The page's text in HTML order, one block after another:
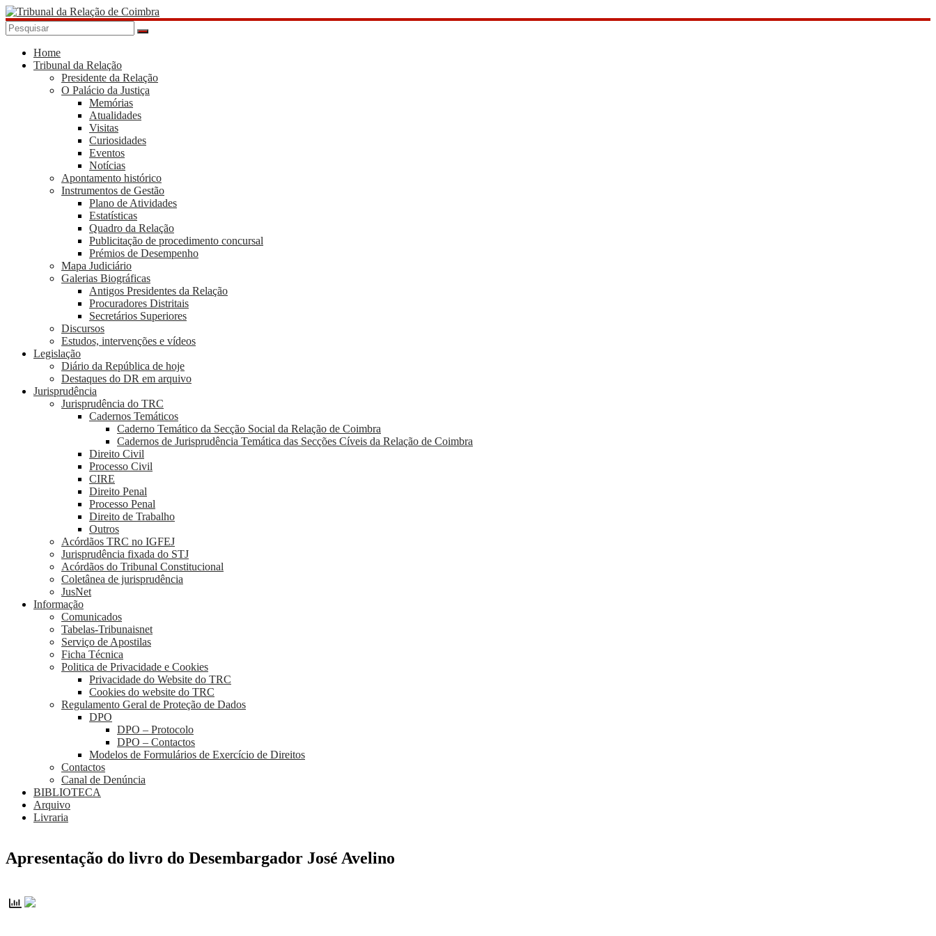
Skip
to
content
Tribunal
Relação
Home
Tribunal da Relação
Presidente da Relação
O Palácio da Justiça
Memórias
Atualidades
Visitas
Curiosidades
Eventos
Notícias
Apontamento histórico
Instrumentos de Gestão
Plano de Atividades
Estatísticas
Quadro da Relação
Publicitação de procedimento concursal
Prémios de Desempenho
Mapa Judiciário
Galerias Biográficas
Antigos Presidentes da Relação
Procuradores Distritais
Secretários Superiores
Discursos
Estudos, intervenções e vídeos
Legislação
Diário da República de hoje
Destaques do DR em arquivo
Jurisprudência
Jurisprudência do TRC
Cadernos Temáticos
Caderno Temático da Secção Social da Relação de Coimbra
Cadernos de Jurisprudência Temática das Secções Cíveis da Relação de Coimbra
Direito Civil
Processo Civil
CIRE
Direito Penal
Processo Penal
Direito de Trabalho
Outros
Acórdãos TRC no IGFEJ
Jurisprudência fixada do STJ
Acórdãos do Tribunal Constitucional
Coletânea de jurisprudência
JusNet
Informação
Comunicados
Tabelas-Tribunaisnet
Serviço de Apostilas
Ficha Técnica
Politica de Privacidade e Cookies
Privacidade do Website do TRC
Cookies do website do TRC
Regulamento Geral de Proteção de Dados
DPO
DPO – Protocolo
DPO – Contactos
Modelos de Formulários de Exercício de Direitos
Contactos
Canal de Denúncia
BIBLIOTECA
Arquivo
Livraria
Apresentação do livro do Desembargador José Avelino